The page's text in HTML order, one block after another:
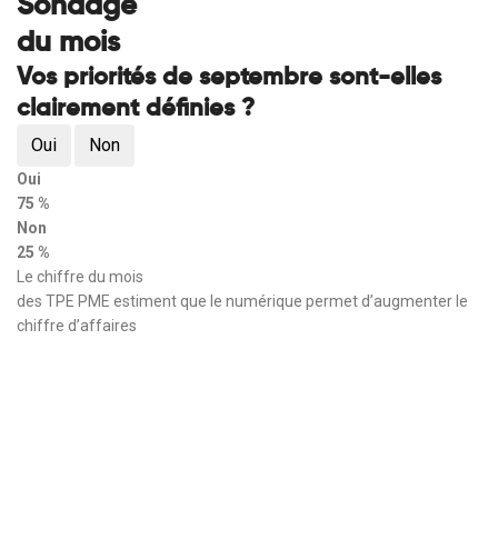
Sondage
du mois
Vos priorités de septembre sont-elles
clairement définies ?
Oui Non
Oui
75 %
Non
25 %
Le chiffre du mois
des TPE PME estiment que le numérique permet d’augmenter le
chiffre d’affaires